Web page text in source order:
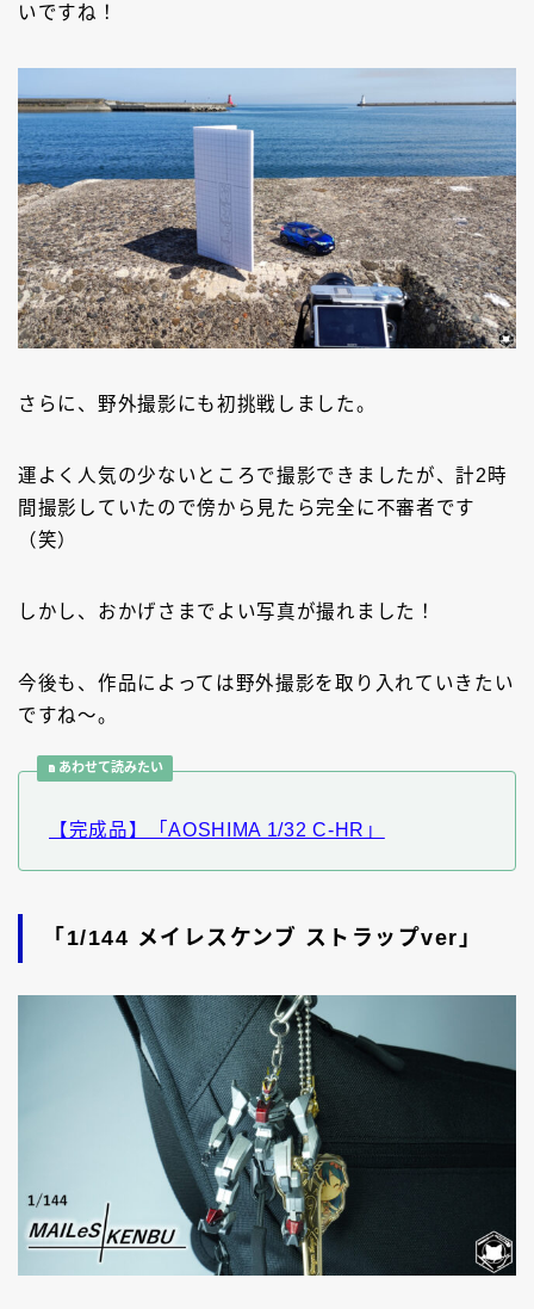
いですね！
さらに、野外撮影にも初挑戦しました。
運よく人気の少ないところで撮影できましたが、計2時
間撮影していたので傍から見たら完全に不審者です
（笑）
しかし、おかげさまでよい写真が撮れました！
今後も、作品によっては野外撮影を取り入れていきたい
ですね～。
あわせて読みたい
【完成品】「AOSHIMA 1/32 C-HR」
「1/144 メイレスケンブ ストラップver」